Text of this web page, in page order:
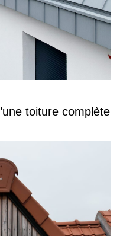
toiture complète